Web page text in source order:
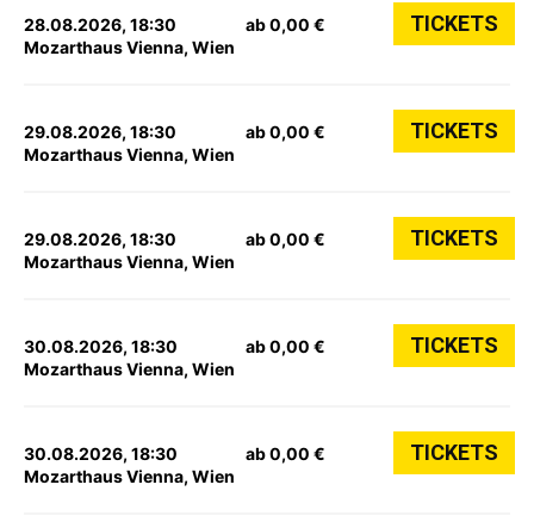
28.08.2026, 18:30
Mozarthaus Vienna, Wien
ab 0,00 € TICKETS
29.08.2026, 18:30
Mozarthaus Vienna, Wien
ab 0,00 € TICKETS
29.08.2026, 18:30
Mozarthaus Vienna, Wien
ab 0,00 € TICKETS
30.08.2026, 18:30
Mozarthaus Vienna, Wien
ab 0,00 € TICKETS
30.08.2026, 18:30
Mozarthaus Vienna, Wien
ab 0,00 € TICKETS